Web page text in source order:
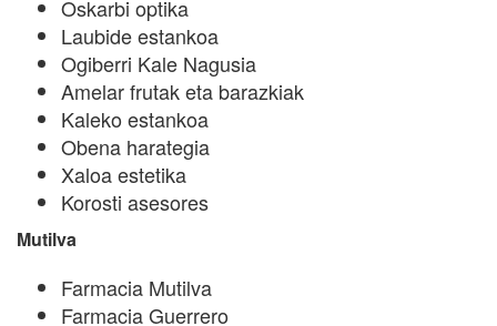
Oskarbi optika
Laubide estankoa
Ogiberri Kale Nagusia
Amelar frutak eta barazkiak
Kaleko estankoa
Obena harategia
Xaloa estetika
Korosti asesores
Mutilva
Farmacia Mutilva
Farmacia Guerrero